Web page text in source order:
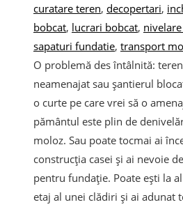
curatare teren, decopertari,
bobcat, lucrari bobcat,
sapaturi fundatie, transport
O problemă des întâlnită:
neamenajat sau șantierul
o curte pe care vrei să o
pământul este plin de
moloz. Sau poate tocmai ai
construcția casei și ai nevoie
pentru fundație. Poate ești la
etaj al unei clădiri și ai adunat